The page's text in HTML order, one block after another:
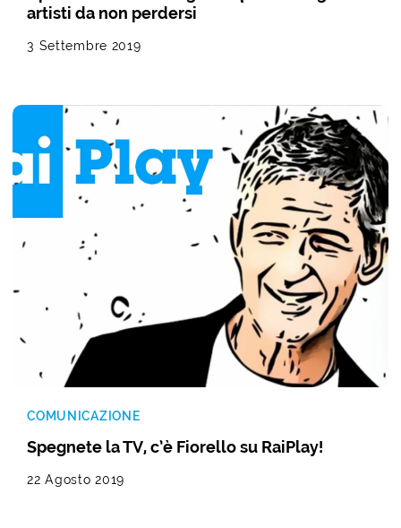
artisti da non perdersi
3 Settembre 2019
COMUNICAZIONE
Spegnete la TV, c’è Fiorello su RaiPlay!
22 Agosto 2019